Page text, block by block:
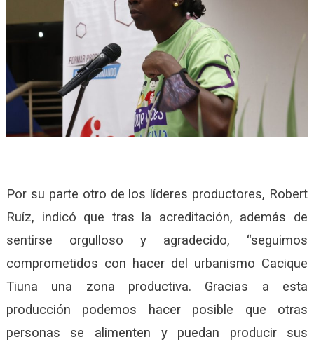
Por su parte otro de los líderes productores, Robert
Ruíz, indicó que tras la acreditación, además de
sentirse orgulloso y agradecido, “seguimos
comprometidos con hacer del urbanismo Cacique
Tiuna una zona productiva. Gracias a esta
producción podemos hacer posible que otras
personas se alimenten y puedan producir sus